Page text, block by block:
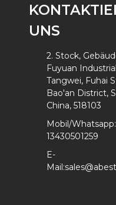
UNS
2. Stock,
Fuyuan
Tangwei, Fuhai
Bao'an District,
China, 518103
Mobil/Whatsapp:
13430501259
E-
Mail: